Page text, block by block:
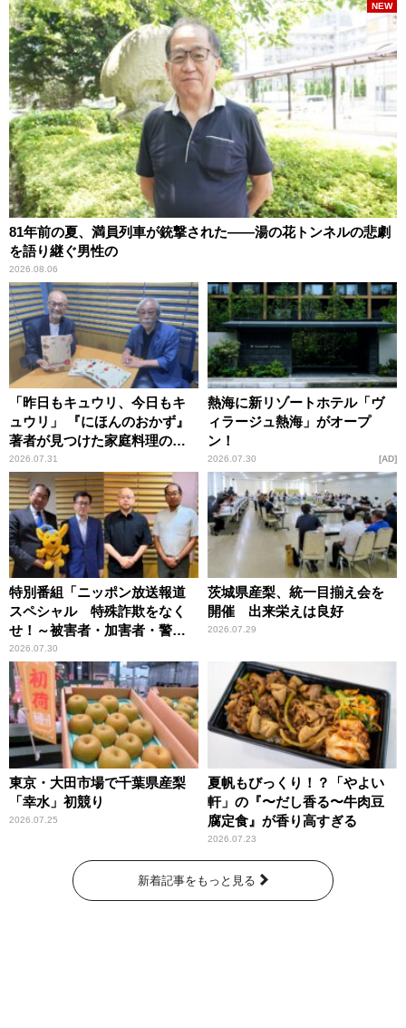
81年前の夏、満員列車が銃撃された――湯の花トンネルの悲劇
を語り継ぐ男性の
2026.08.06
NEW
「昨日もキュウリ、今日もキ
ュウリ」 『にほんのおかず』
著者が見つけた家庭料理の知
恵
2026.07.31
熱海に新リゾートホテル「ヴ
ィラージュ熱海」がオープ
ン！
2026.07.30 AD
特別番組「ニッポン放送報道
スペシャル 特殊詐欺をなく
せ！～被害者・加害者・警視
庁が語るトクリュウの実態
～」放送
2026.07.30
茨城県産梨、統一目揃え会を
開催 出来栄えは良好
2026.07.29
東京・大田市場で千葉県産梨
「幸水」初競り
2026.07.25
夏帆もびっくり！？「やよい
軒」の『〜だし香る〜牛肉豆
腐定食』が香り高すぎる
2026.07.23
新着記事をもっと見る